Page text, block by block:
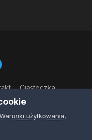
s z góry wielkie
mi uwierzyć n...
Ciasteczka
Warunki użytkowania,